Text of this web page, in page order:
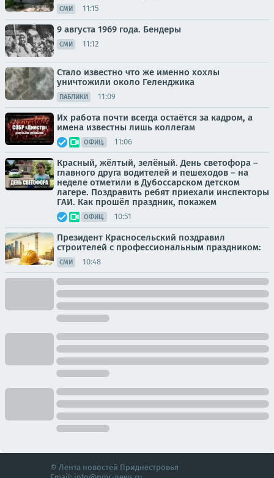
СМИ 11:15
9 августа 1969 года. Бендеры
СМИ 11:12
Стало известно что же именно хохлы
уничтожили около Геленджика
ПАБЛИКИ 11:09
Их работа почти всегда остаётся за кадром, а
имена известны лишь коллегам
ОФИЦ. 11:06
Красный, жёлтый, зелёный. День светофора –
главного друга водителей и пешеходов – на
неделе отметили в Дубоссарском детском
лагере. Поздравить ребят приехали инспекторы
ГАИ. Как прошёл праздник, покажем
ОФИЦ. 10:51
Президент Красносельский поздравил
строителей с профессиональным праздником:
СМИ 10:48
© Лента новостей Приднестровья